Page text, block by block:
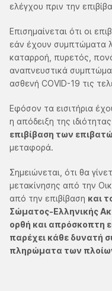
ελέγχου πριν την
Επισημαίνεται ότι οι
εάν έχουν συμπτώματα
καταρροή, πυρετός,
αναπνευστικά
ασθενή COVID-19 τις
Εφόσον τα εισιτήρια
η απόδειξη της ιδιότητας
επιβίβαση των
μεταφορά.
Σημειώνεται, ότι θα
μετακίνησης από την
από την επιβίβαση και
Σώματος-Ελληνικής
ορθή και απρόσκοπτη
παρέχει κάθε δυνατή
πληρώματα των